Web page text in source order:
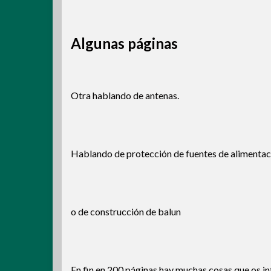
Algunas páginas
Otra hablando de antenas.
Hablando de protección de fuentes de
o de construcción de balun